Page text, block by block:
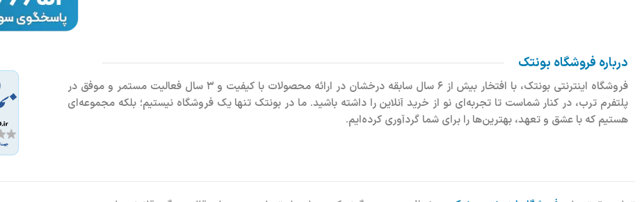
درباره فروشگاه بونتک
فروشگاه اینترنتی بونتک، با افتخار بیش از ۶ سال سابقه درخشان در ارائه محصولات با کیفیت و ۳ سال فعالیت مستمر و موفق در
پلتفرم ترب، در کنار شماست تا تجربه‌ای نو از خرید آنلاین را داشته باشید. ما در بونتک تنها یک فروشگاه نیستیم؛ بلکه مجموعه‌ای
هستیم که با عشق و تعهد، بهترین‌ها را برای شما گردآوری کرده‌ایم.